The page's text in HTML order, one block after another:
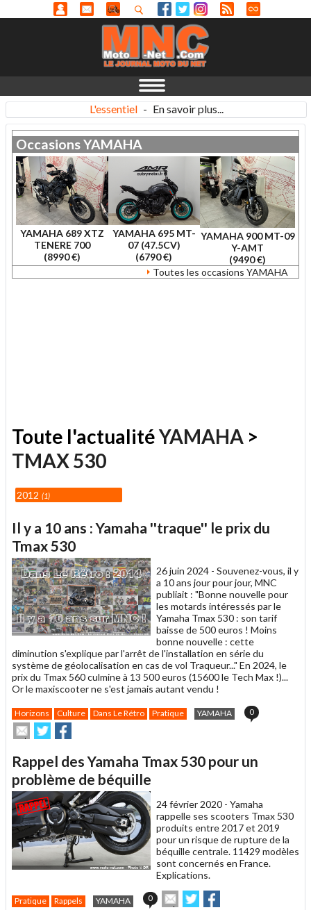
L'essentiel - En savoir plus...
OccasionsYAMAHA
YAMAHA 689 XTZ
TENERE 700
(8990 €)
YAMAHA 695 MT-
07 (47.5CV)
(6790 €)
YAMAHA 900 MT-09
Y-AMT
(9490 €)
Toutes les occasions YAMAHA
Toute l'actualitéYAMAHA >
TMAX 530
2012 1
Il y a 10 ans : Yamaha ''traque'' le prix du
Tmax 530
26 juin 2024 - Souvenez-vous, il y
a 10 ans jour pour jour, MNC
publiait : "Bonne nouvelle pour
les motards intéressés par le
Yamaha Tmax 530 : son tarif
baisse de 500 euros ! Moins
bonne nouvelle : cette
diminution s'explique par l'arrêt de l'installation en série du
système de géolocalisation en cas de vol Traqueur..." En 2024, le
prix du Tmax 560 culmine à 13 500 euros (15600 le Tech Max !)...
Or le maxiscooter ne s'est jamais autant vendu !
Horizons Culture Dans Le Rétro Pratique YAMAHA 0
Envoyer
cet
à
un
ami
Partager
sur
sur
Rappel des Yamaha Tmax 530 pour un
problème de béquille
24 février 2020 - Yamaha
rappelle ses scooters Tmax 530
produits entre 2017 et 2019
pour un risque de rupture de la
béquille centrale. 11429 modèles
sont concernés en France.
Explications.
Pratique Rappels YAMAHA 0
EnvoyerPartager